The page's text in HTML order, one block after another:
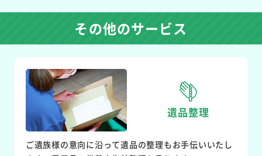
その他のサービス
遺品整理
ご遺族様の意向に沿って遺品の整理もお手伝いいたし